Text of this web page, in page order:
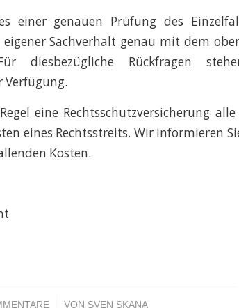
einer genauen Prüfung des
Sachverhalt genau mit dem
diesbezügliche Rückfragen
Verfügung.
eine Rechtsschutzversicherung
eines Rechtsstreits. Wir informieren
Kosten.
/ VON SVEN SKANA